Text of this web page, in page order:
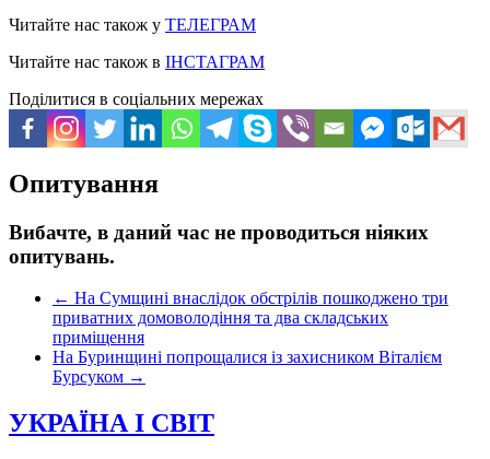
Читайте нас також у ТЕЛЕГРАМ
Читайте нас також в ІНСТАГРАМ
Поділитися в соціальних мережах
Опитування
Вибачте, в даний час не проводиться ніяких
опитувань.
← На Сумщині внаслідок обстрілів пошкоджено три
приватних домоволодіння та два складських
приміщення
На Буринщині попрощалися із захисником Віталієм
Бурсуком →
УКРАЇНА І СВІТ